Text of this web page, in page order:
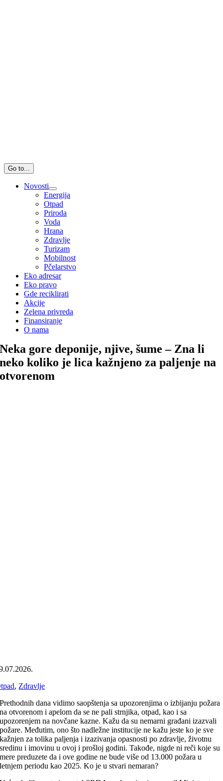
Go to...
Novosti
Energija
Otpad
Priroda
Voda
Hrana
Zdravlje
Turizam
Mobilnost
Pčelarstvo
Eko adresar
Eko pravo
Gde reciklirati
Akcije
Zelena privreda
Finansiranje
O nama
Neka gore deponije, njive, šume – Zna li
neko koliko je lica kažnjeno za paljenje na
otvorenom
, Zdravlje
Prethodnih dana vidimo saopštenja sa upozorenjima o izbijanju požara
na otvorenom i apelom da se ne pali strnjika, otpad, kao i sa
upozorenjem na novčane kazne. Kažu da su nemarni građani izazvali
požare. Međutim, ono što nadležne institucije ne kažu jeste ko je sve
kažnjen za tolika paljenja i izazivanja opasnosti po zdravlje, životnu
sredinu i imovinu u ovoj i prošloj godini. Takođe, nigde ni reči koje su
mere preduzete da i ove godine ne bude više od 13.000 požara u
letnjem periodu kao 2025. Ko je u stvari nemaran?